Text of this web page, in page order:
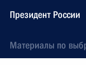
Президент России
Материалы по